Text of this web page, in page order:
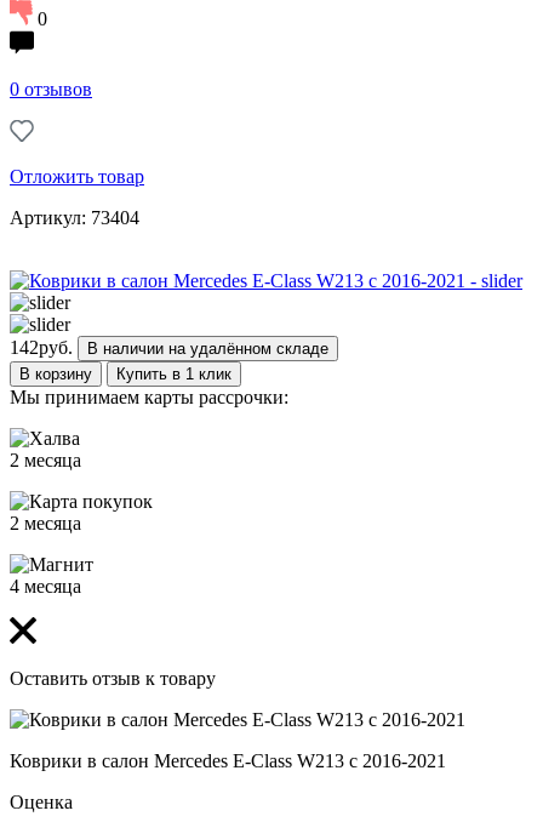
0
0 отзывов
Отложить товар
Артикул: 73404
142руб.
В наличии на удалённом складе
В корзину
Купить в 1 клик
Мы принимаем карты рассрочки:
2 месяца
2 месяца
4 месяца
Оставить отзыв к товару
Коврики в салон Mercedes E-Class W213 с 2016-2021
Оценка